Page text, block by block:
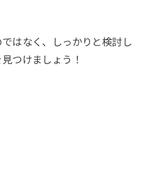
はなく、しっかりと検討し
つけましょう！